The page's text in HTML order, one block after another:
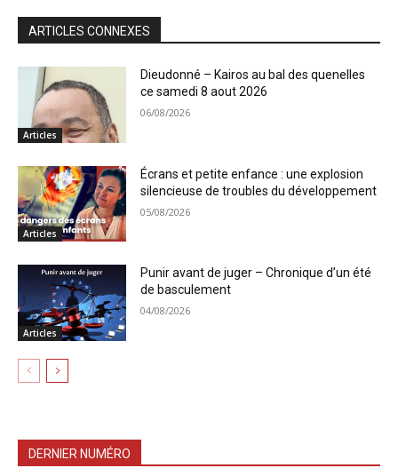
ARTICLES CONNEXES
Articles
Dieudonné – Kairos au bal des quenelles
ce samedi 8 aout 2026
06/08/2026
Articles
Écrans et petite enfance : une explosion
silencieuse de troubles du développement
05/08/2026
Articles
Punir avant de juger – Chronique d’un été
de basculement
04/08/2026
DERNIER NUMÉRO